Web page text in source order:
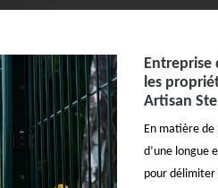
Entreprise
les
Artisan
En matière
d’une longue
pour délimiter